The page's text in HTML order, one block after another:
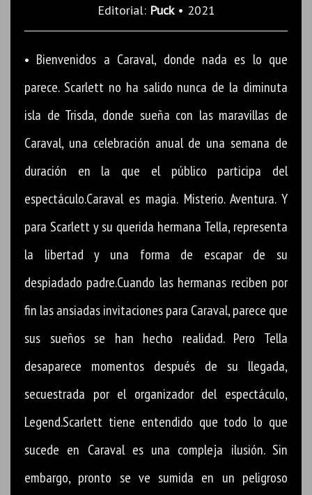
Editorial: Puck• 2021
• Bienvenidos a Caraval, donde nada es lo que
parece. Scarlett no ha salido nunca de la diminuta
isla de Trisda, donde sueña con las maravillas de
Caraval, una celebración anual de una semana de
duración en la que el público participa del
espectáculo.Caraval es magia. Misterio. Aventura. Y
para Scarlett y su querida hermana Tella, representa
la libertad y una forma de escapar de su
despiadado padre.Cuando las hermanas reciben por
fin las ansiadas invitaciones para Caraval, parece que
sus sueños se han hecho realidad. Pero Tella
desaparece momentos después de su llegada,
secuestrada por el organizador del espectáculo,
Legend.Scarlett tiene entendido que todo lo que
sucede en Caraval es una compleja ilusión. Sin
embargo, pronto se ve sumida en un peligroso